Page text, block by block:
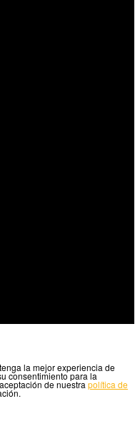
la mejor experiencia de
consentimiento para la
de nuestra política de